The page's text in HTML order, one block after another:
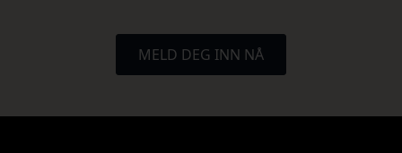
MELD DEG INN NÅ